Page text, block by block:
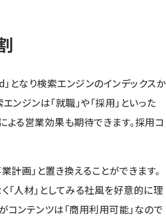
となり検索エンジンのインデックスか
ジンは「就職」や「採用」といった
よる営業効果も期待できます。採用コ
計画」と置き換えることができます。
人材」としてみる社風を好意的に理
ンテンツは「商用利用可能」なので